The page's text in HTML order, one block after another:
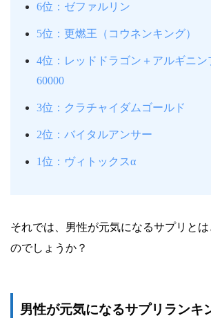
6位：ゼファルリン
5位：更燃王（コウネンキング）
4位：レッドドラゴン＋アルギニン
60000
3位：クラチャイダムゴールド
2位：バイタルアンサー
1位：ヴィトックスα
それでは、男性が元気になるサプリと
のでしょうか？
男性が元気になるサプリランキ